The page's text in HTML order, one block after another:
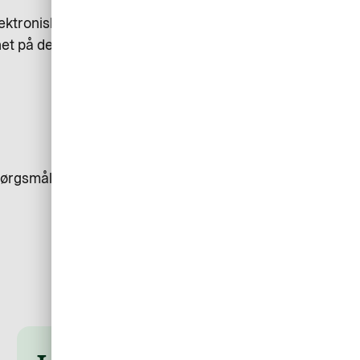
fakturering. Bestillingen
på den autoriserede
der ikke haster? Så er